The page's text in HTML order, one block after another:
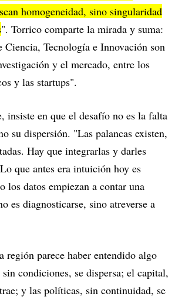
homogeneidad, sino singularidad
". Torrico comparte la mirada y suma:
Ciencia, Tecnología e Innovación son
y el mercado, entre los
y las startups".
insiste en que el desafío no es la falta
su dispersión. "Las palancas existen,
Hay que integrarlas y darles
que antes era intuición hoy es
los datos empiezan a contar una
es diagnosticarse, sino atreverse a
región parece haber entendido algo
condiciones, se dispersa; el capital,
y las políticas, sin continuidad, se